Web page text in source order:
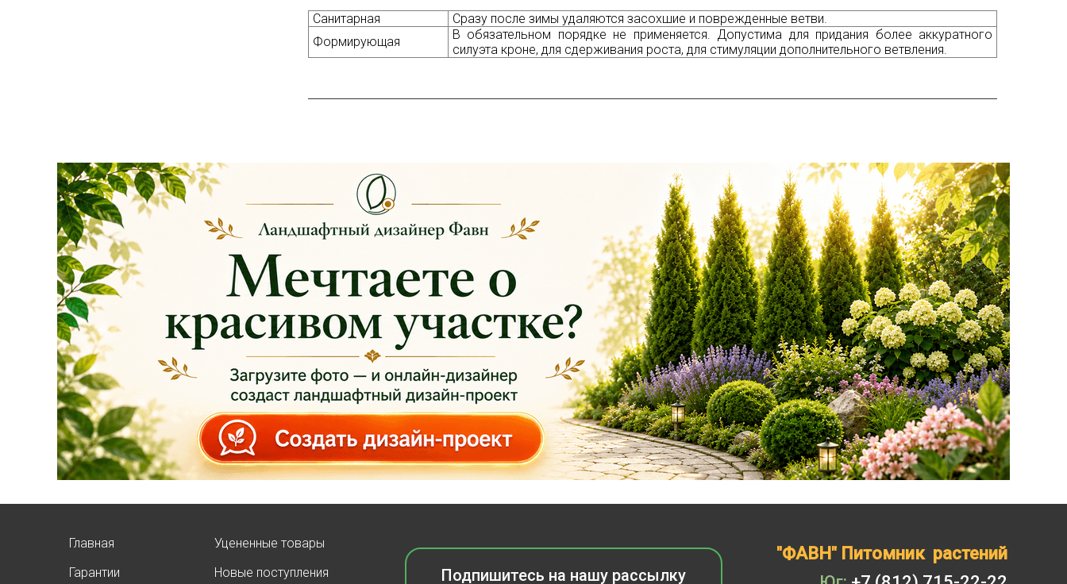
АКЦИЯ ТУИ БРАБАНТ
Добрый день, дорогие
подписчики!
У нас началась
СУПЕР
АКЦИЯ!
Скидка 20% навсе
туи западные
Брабант
в наличии на
нашей площадке!
Санитарная
Сразу после зимы удаляются засохшие и поврежденные ветви.
Формирующая
В обязательном порядке не применяется. Допустима для придания более аккуратного
силуэта кроне, для сдерживания роста, для стимуляции дополнительного ветвления.
Главная
Гарантии
Уцененные товары
Новые поступления
Подпишитесь на нашу рассылку
"ФАВН" Питомник растений